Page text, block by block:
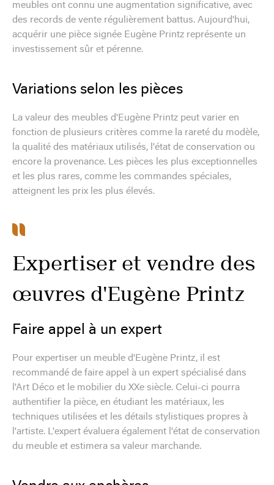
meubles ont connu une augmentation significative, avec
des records de vente régulièrement battus. Aujourd'hui,
acquérir une pièce signée Eugène Printz représente un
investissement sûr et pérenne.
Variations selon les pièces
La valeur des meubles d'Eugène Printz peut varier en
fonction de plusieurs critères comme la rareté du modèle,
la qualité des matériaux utilisés, l'état de conservation ou
encore la provenance. Les pièces les plus exceptionnelles
et les plus rares, comme les commandes spéciales,
atteignent les prix les plus élevés.
Expertiser et vendre des
œuvres d'Eugène Printz
Faire appel à un expert
Pour expertiser un meuble d'Eugène Printz, il est
recommandé de faire appel à un expert spécialisé dans
l'Art Déco et le mobilier du XXe siècle. Celui-ci pourra
authentifier la pièce, en étudiant les matériaux, les
techniques utilisées et les détails stylistiques propres à
l'artiste. L'expert évaluera également l'état de conservation
du meuble et estimera sa valeur marchande.